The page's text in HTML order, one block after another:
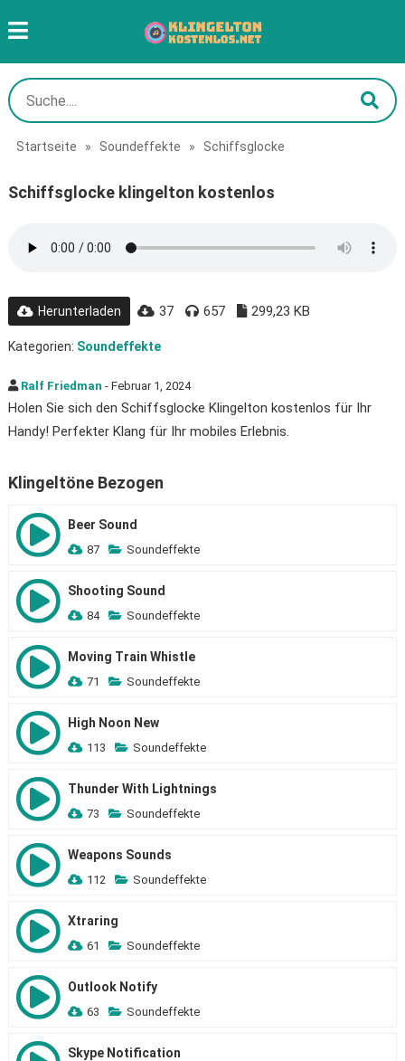
Startseite » Soundeffekte » Schiffsglocke
Schiffsglocke klingelton kostenlos
Herunterladen 37 657 299,23 KB
Kategorien: Soundeffekte
Ralf Friedman - Februar 1, 2024
Holen Sie sich den Schiffsglocke Klingelton kostenlos für Ihr
Handy! Perfekter Klang für Ihr mobiles Erlebnis.
Klingeltöne Bezogen
Beer Sound
87 Soundeffekte
Shooting Sound
84 Soundeffekte
Moving Train Whistle
71 Soundeffekte
High Noon New
113 Soundeffekte
Thunder With Lightnings
73 Soundeffekte
Weapons Sounds
112 Soundeffekte
Xtraring
61 Soundeffekte
Outlook Notify
63 Soundeffekte
Skype Notification